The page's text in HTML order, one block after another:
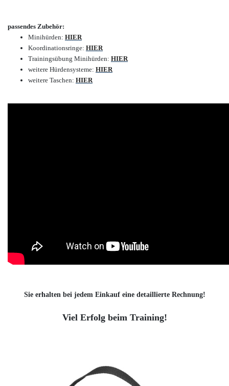
passendes Zubehör:
Minihürden: HIER
Koordinationsringe: HIER
Trainingsübung Minihürden: HIER
weitere Hürdensysteme: HIER
weitere Taschen: HIER
Sie erhalten bei jedem Einkauf eine detaillierte Rechnung!
Viel Erfolg beim Training!